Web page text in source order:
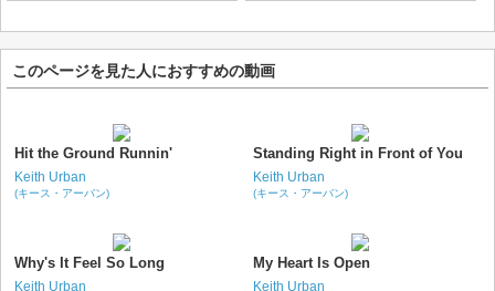
このページを見た人におすすめの動画
Hit the Ground Runnin'
Keith Urban
(キース・アーバン)
Standing Right in Front of You
Keith Urban
(キース・アーバン)
Why's It Feel So Long
Keith Urban
My Heart Is Open
Keith Urban